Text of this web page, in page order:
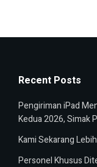
Recent Posts
Pengiriman iPad
Kedua 2026, Simak
Kami Sekarang
Personel Khusus